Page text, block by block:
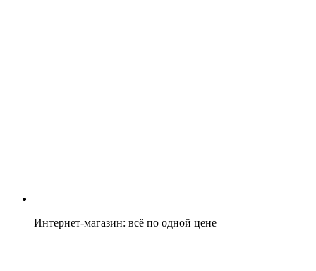
Интернет-магазин: всё по одной цене